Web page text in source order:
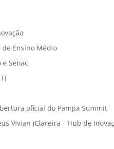
de Ensino Médio
e Senac
oficial do Pampa Summit
Vivian (Clareira – Hub de